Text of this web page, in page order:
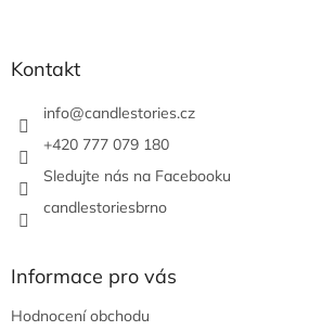
Kontakt
info@candlestories.cz
+420 777 079 180
Sledujte nás na Facebooku
candlestoriesbrno
Informace pro vás
Hodnocení obchodu